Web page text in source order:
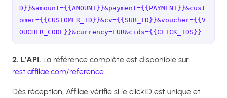
D}}&amount={{AMOUNT}}&payment={{PAYMENT}}&cust
omer={{CUSTOMER_ID}}&cv={{SUB_ID}}&voucher={{V
OUCHER_CODE}}&currency=EUR&cids={{CLICK_IDS}}
2. L’API. La référence complète est disponible sur
rest.affilae.com/reference.
Dès réception, Affilae vérifie si le clickID est unique et